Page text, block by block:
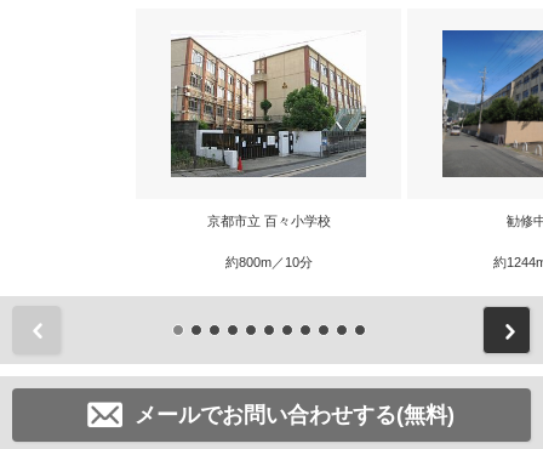
京都市立 百々小学校
約800m／10分
勧修
約
メールでお問い合わせする(無料)